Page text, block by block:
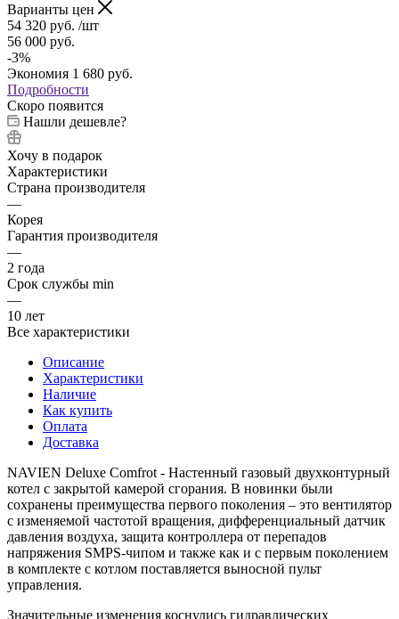
Варианты цен
54 320 руб. /шт
56 000 руб.
-3%
Экономия 1 680 руб.
Подробности
Скоро появится
Нашли дешевле?
Хочу в подарок
Характеристики
Страна производителя
—
Корея
Гарантия производителя
—
2 года
Срок службы min
—
10 лет
Все характеристики
Описание
Характеристики
Наличие
Как купить
Оплата
Доставка
NAVIEN Deluxe Comfrot - Настенный газовый двухконтурный
котел с закрытой камерой сгорания. В новинки были
сохранены преимущества первого поколения – это вентилятор
с изменяемой частотой вращения, дифференциальный датчик
давления воздуха, защита контроллера от перепадов
напряжения SMPS-чипом и также как и с первым поколением
в комплекте с котлом поставляется выносной пульт
управления.
Значительные изменения коснулись гидравлических